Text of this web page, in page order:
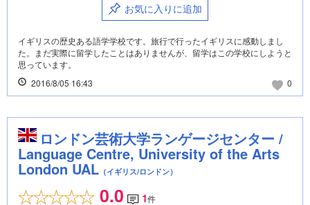
お気に入りに追加
イギリスの歴史ある語学学校です。旅行で行ったイギリスに感動しまし
た。まだ実際に留学したことはありませんが、留学はこの学校にしようと
思っています。
2016/8/05 16:43
0
ロンドン芸術大学ランゲージセンター /
Language Centre, University of the Arts
London UAL （イギリス/ロンドン）
0.0 1件